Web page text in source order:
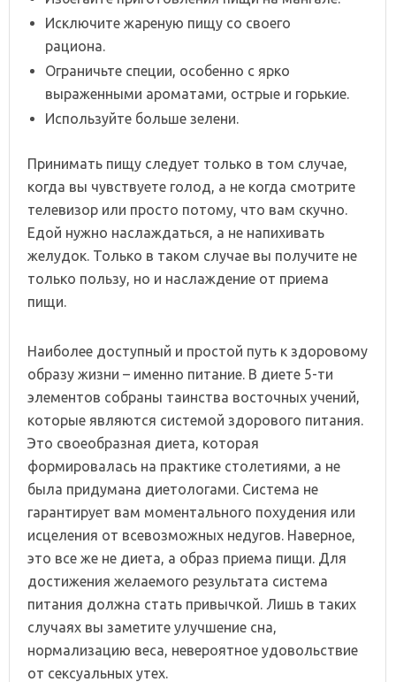
Исключите жареную пищу со своего
рациона.
Ограничьте специи, особенно с ярко
выраженными ароматами, острые и горькие.
Используйте больше зелени.
Принимать пищу следует только в том случае,
когда вы чувствуете голод, а не когда смотрите
телевизор или просто потому, что вам скучно.
Едой нужно наслаждаться, а не напихивать
желудок. Только в таком случае вы получите не
только пользу, но и наслаждение от приема
пищи.
Наиболее доступный и простой путь к здоровому
образу жизни – именно питание. В диете 5-ти
элементов собраны таинства восточных учений,
которые являются системой здорового питания.
Это своеобразная диета, которая
формировалась на практике столетиями, а не
была придумана диетологами. Система не
гарантирует вам моментального похудения или
исцеления от всевозможных недугов. Наверное,
это все же не диета, а образ приема пищи. Для
достижения желаемого результата система
питания должна стать привычкой. Лишь в таких
случаях вы заметите улучшение сна,
нормализацию веса, невероятное удовольствие
от сексуальных утех.